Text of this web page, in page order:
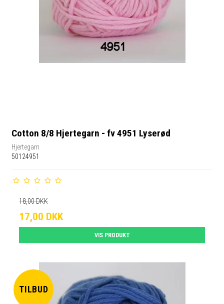
Cotton 8/8 Hjertegarn - fv 4951 Lyserød
Hjertegarn
50124951
18,00 DKK
17,00 DKK
VIS PRODUKT
TILBUD